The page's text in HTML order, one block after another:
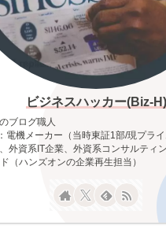
ビジネスハッカー(Biz-H)
ブログ職人
電機メーカー（当時東証1部/現プラ
、外資系IT企業、外資系コンサルティ
（ハンズオンの企業再生担当）